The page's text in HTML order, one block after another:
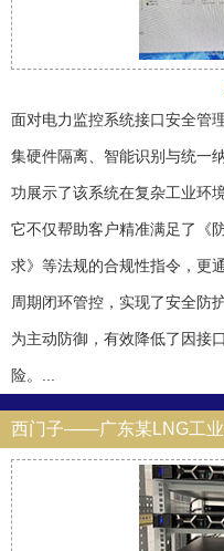
面对电力监控系统接口安全管
集硬件隔离、智能识别与统一
功展示了该系统在复杂工业环
它不仅帮助客户精准满足了《
求》等法规的合规性指令，更
周期闭环管控，实现了安全防
为主动防御，有效降低了因接
险。...
西门子——广东某LNG工业